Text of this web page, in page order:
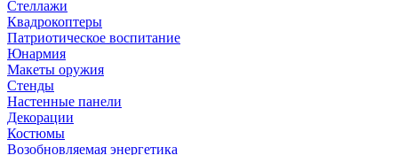
Стеллажи
Квадрокоптеры
Патриотическое воспитание
Юнармия
Макеты оружия
Стенды
Настенные панели
Декорации
Костюмы
Возобновляемая энергетика